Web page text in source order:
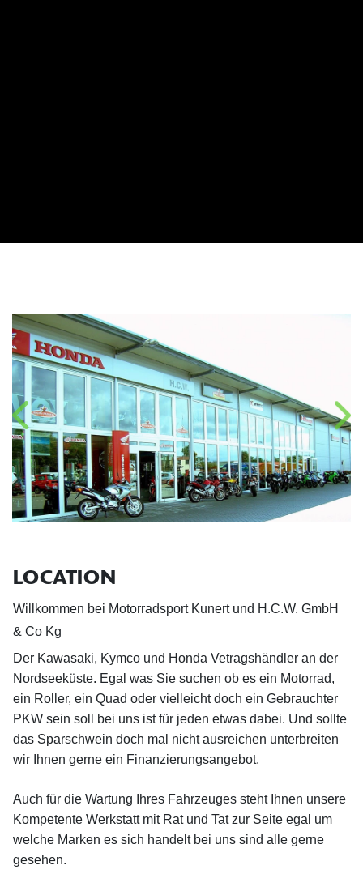
LOCATION
Willkommen bei Motorradsport Kunert und H.C.W. GmbH
& Co Kg
Der Kawasaki, Kymco und Honda Vetragshändler an der
Nordseeküste. Egal was Sie suchen ob es ein Motorrad,
ein Roller, ein Quad oder vielleicht doch ein Gebrauchter
PKW sein soll bei uns ist für jeden etwas dabei. Und sollte
das Sparschwein doch mal nicht ausreichen unterbreiten
wir Ihnen gerne ein Finanzierungsangebot.
Auch für die Wartung Ihres Fahrzeuges steht Ihnen unsere
Kompetente Werkstatt mit Rat und Tat zur Seite egal um
welche Marken es sich handelt bei uns sind alle gerne
gesehen.